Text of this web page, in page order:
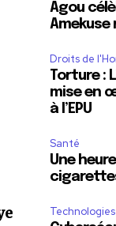
Agou
Amekuse
Droits de
Torture :
mise en
à l’EPU
Santé
Une
Technologies